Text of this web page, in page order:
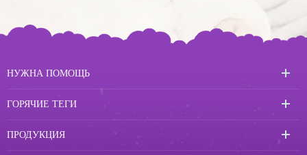
НУЖНА ПОМОЩЬ
ГОРЯЧИЕ ТЕГИ
ПРОДУКЦИЯ